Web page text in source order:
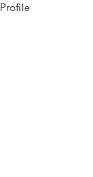
Profile